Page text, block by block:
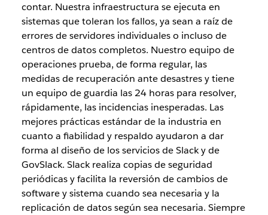
contar. Nuestra infraestructura se ejecuta en
sistemas que toleran los fallos, ya sean a raíz de
errores de servidores individuales o incluso de
centros de datos completos. Nuestro equipo de
operaciones prueba, de forma regular, las
medidas de recuperación ante desastres y tiene
un equipo de guardia las 24 horas para resolver,
rápidamente, las incidencias inesperadas. Las
mejores prácticas estándar de la industria en
cuanto a fiabilidad y respaldo ayudaron a dar
forma al diseño de los servicios de Slack y de
GovSlack. Slack realiza copias de seguridad
periódicas y facilita la reversión de cambios de
software y sistema cuando sea necesaria y la
replicación de datos según sea necesaria. Siempre